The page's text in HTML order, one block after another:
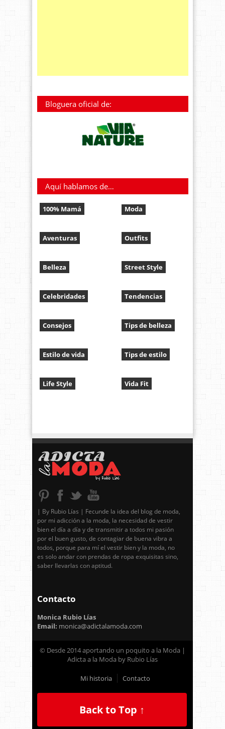
Bloguera oficial de:
Aquí hablamos de…
100% Mamá
Aventuras
Belleza
Celebridades
Consejos
Estilo de vida
Life Style
Moda
Outfits
Street Style
Tendencias
Tips de belleza
Tips de estilo
Vida Fit
| By Rubio Lías | Fecunde la idea del blog de moda,
por mi adicción a la moda, la necesidad de vestir
bien el día a día y de transmitir a todos mi pasión
por el buen gusto, de contagiar de buena vibra a
todos, porque para mí el vestir bien y la moda, no
es solo andar con prendas de ropa exquisitas sino,
saber llevarlas con aptitud.
Contacto
Monica Rubio Lías
Email: monica@adictalamoda.com
© Desde 2014 aportando un poquito a la Moda |
Adicta a la Moda by Rubio Lías
Mi historia Contacto
Back to Top ↑